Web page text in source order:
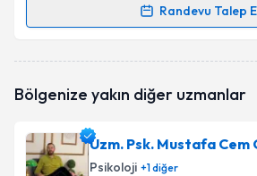
Randevu Talep
Randevu Takvimi Talebi
oluşturun. Size bu uzmandan
E-posta Adresiniz
Bölgenize yakın diğer uzmanlar
Uzm. Psk. Mustafa Cem
Psikoloji +1diğer